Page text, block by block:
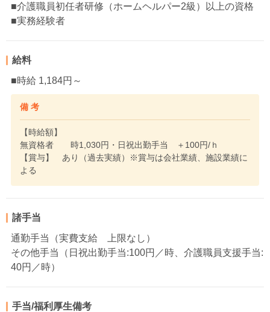
■介護職員初任者研修（ホームヘルパー2級）以上の資格
■実務経験者
給料
■時給 1,184円～
備 考
【時給額】
無資格者 時1,030円・日祝出勤手当 ＋100円/ｈ
【賞与】 あり（過去実績）※賞与は会社業績、施設業績に
よる
諸手当
通勤手当（実費支給 上限なし）
その他手当（日祝出勤手当:100円／時、介護職員支援手当:
40円／時）
手当/福利厚生備考